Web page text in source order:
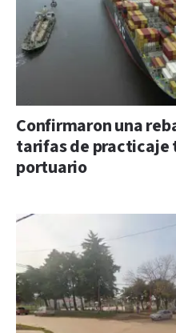
Confirmaron una
tarifas de practicaje
portuario